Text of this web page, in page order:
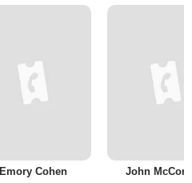
Emory Cohen John